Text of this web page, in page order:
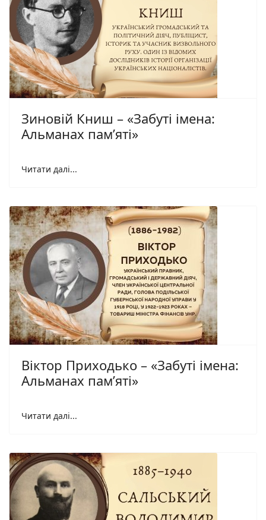
Зиновій Книш – «Забуті імена:
Альманах пам’яті»
Читати далі...
Віктор Приходько – «Забуті імена:
Альманах пам’яті»
Читати далі...